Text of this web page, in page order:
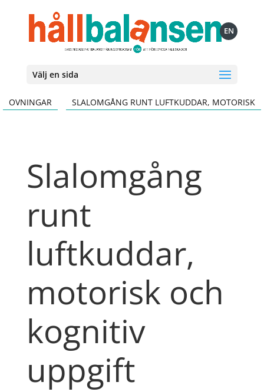
EN
Välj en sida
OVNINGAR SLALOMGÅNG RUNT LUFTKUDDAR, MOTORISK
Slalomgång
runt
luftkuddar,
motorisk och
kognitiv
uppgift